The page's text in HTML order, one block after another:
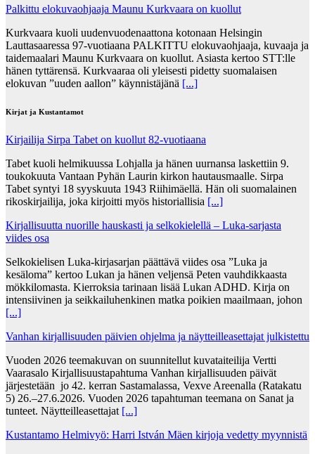
Palkittu elokuvaohjaaja Maunu Kurkvaara on kuollut
Kurkvaara kuoli uudenvuodenaattona kotonaan Helsingin
Lauttasaaressa 97-vuotiaana PALKITTU elokuvaohjaaja, kuvaaja ja
taidemaalari Maunu Kurkvaara on kuollut. Asiasta kertoo STT:lle
hänen tyttärensä. Kurkvaaraa oli yleisesti pidetty suomalaisen
elokuvan ”uuden aallon” käynnistäjänä [...]
Kirjat ja Kustantamot
Kirjailija Sirpa Tabet on kuollut 82-vuotiaana
Tabet kuoli helmikuussa Lohjalla ja hänen uurnansa laskettiin 9.
toukokuuta Vantaan Pyhän Laurin kirkon hautausmaalle. Sirpa
Tabet syntyi 18 syyskuuta 1943 Riihimäellä. Hän oli suomalainen
rikoskirjailija, joka kirjoitti myös historiallisia [...]
Kirjallisuutta nuorille hauskasti ja selkokielellä – Luka-sarjasta
viides osa
Selkokielisen Luka-kirjasarjan päättävä viides osa ”Luka ja
kesäloma” kertoo Lukan ja hänen veljensä Peten vauhdikkaasta
mökkilomasta. Kierroksia tarinaan lisää Lukan ADHD. Kirja on
intensiivinen ja seikkailuhenkinen matka poikien maailmaan, johon
[...]
Vanhan kirjallisuuden päivien ohjelma ja näytteilleasettajat julkistettu
Vuoden 2026 teemakuvan on suunnitellut kuvataiteilija Vertti
Vaarasalo Kirjallisuustapahtuma Vanhan kirjallisuuden päivät
järjestetään jo 42. kerran Sastamalassa, Vexve Areenalla (Ratakatu
5) 26.–27.6.2026. Vuoden 2026 tapahtuman teemana on Sanat ja
tunteet. Näytteilleasettajat [...]
Kustantamo Helmivyö: Harri István Mäen kirjoja vedetty myynnistä